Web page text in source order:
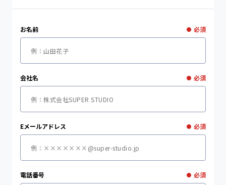
お名前 ● 必須
会社名 ● 必須
Eメールアドレス ● 必須
電話番号 ● 必須